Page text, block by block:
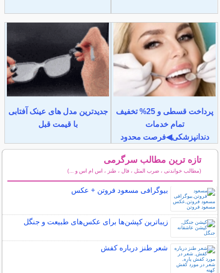
پرداخت قسطی و 25% تخفیف
تمام خدمات
دندانپزشکی◀فرصت محدود
جدیدترین مدل های عینک آفتابی
با قیمت قبل
تازه ترین مطالب سرگرمی
(مطالب خواندنی ، ضرب المثل ، فال ، طنز ، اس ام اس و ...)
بیوگرافی مسعود فروتن + عکس
زیباترین کپشن‌ها برای عکس‌های طبیعت و جنگل
شعر طنز درباره کفش